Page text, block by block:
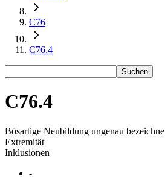
C76
C76.4
Suchen
C76.4
Bösartige Neubildung ungenau
Extremität
Inklusionen
-